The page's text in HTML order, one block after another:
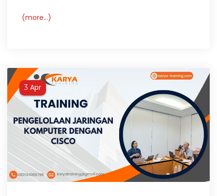
(more…)
3 Apr